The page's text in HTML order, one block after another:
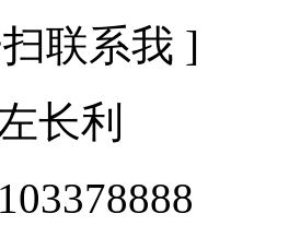
联系我 ]
长利